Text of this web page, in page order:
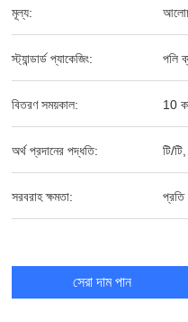
মূল্য:
স্ট্যান্ডার্ড প্যাকেজিং: পলি
বিতরণ সময়কাল: 10
অর্থ প্রদানের পদ্ধতি: টি/
সরবরাহ ক্ষমতা:
সেরা দাম পান